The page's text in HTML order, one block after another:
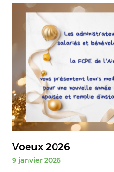
Voeux 2026
9 janvier 2026